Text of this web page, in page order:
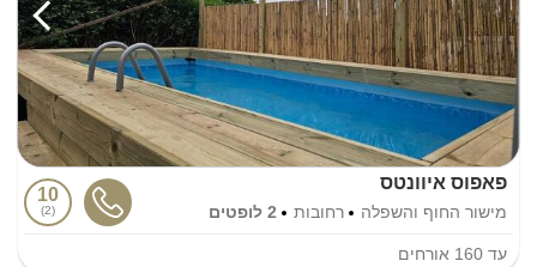
פאפוס איוונטס
מישור החוף והשפלה רחובות 2 לופטים
10
2
עד 160 אורחים